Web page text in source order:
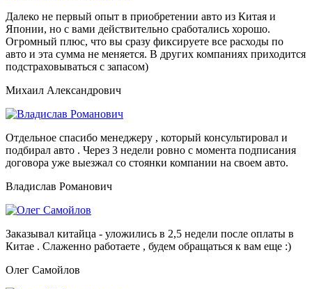
Далеко не первый опыт в приобретении авто из Китая и
Японии, но с вами действительно сработались хорошо.
Огромный плюс, что вы сразу фиксируете все расходы по
авто и эта сумма не меняется. В других компаниях приходится
подстраховываться с запасом)
Михаил Александрович
Отдельное спасибо менеджеру , который консультировал и
подбирал авто . Через 3 недели ровно с момента подписания
договора уже выезжал со стоянки компании на своем авто.
Владислав Романович
Заказывал китайца - уложились в 2,5 недели после оплаты в
Китае . Слаженно работаете , будем обращаться к вам еще :)
Олег Самойлов